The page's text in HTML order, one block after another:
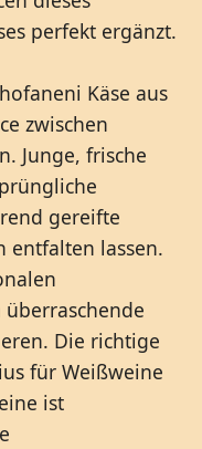
perfekt ergänzt.
Käse aus
zwischen
Junge, frische
gereifte
entfalten lassen.
Die richtige
für Weißweine
ist